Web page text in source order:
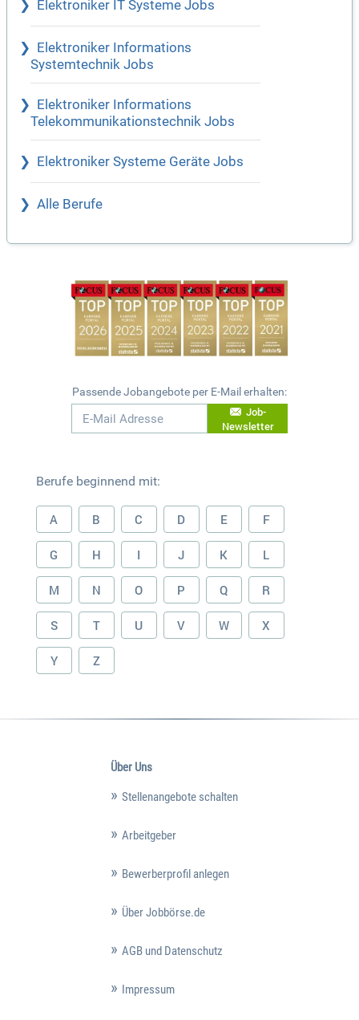
Elektroniker IT Systeme Jobs
Elektroniker Informations
Systemtechnik Jobs
Elektroniker Informations
Telekommunikationstechnik Jobs
Elektroniker Systeme Geräte Jobs
Alle Berufe
Passende Jobangebote per E-Mail erhalten:
Job-
Newsletter
Berufe beginnend mit:
A B C D E F
G H I J K L
M N O P Q R
S T U V W X
Y Z
Über Uns
Stellenangebote schalten
Arbeitgeber
Bewerberprofil anlegen
Über Jobbörse.de
AGB und Datenschutz
Impressum